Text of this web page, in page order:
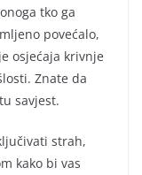
tko ga
povećalo,
osjećaja krivnje
Znate da
savjest.
strah,
kako bi vas